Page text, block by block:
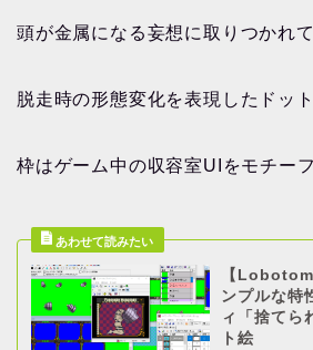
頭が金属になる妄想に取りつかれて
脱走時の形態変化を表現したドット
枠はゲーム中の収容室UIをモチー
【
ンプルな特
ィ「捨てら
ト絵